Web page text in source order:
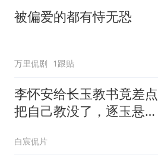
被偏爱的都有恃无恐
万里侃剧 1跟贴
李怀安给长玉教书竟差点
把自己教没了，逐玉悬念
白宸侃片